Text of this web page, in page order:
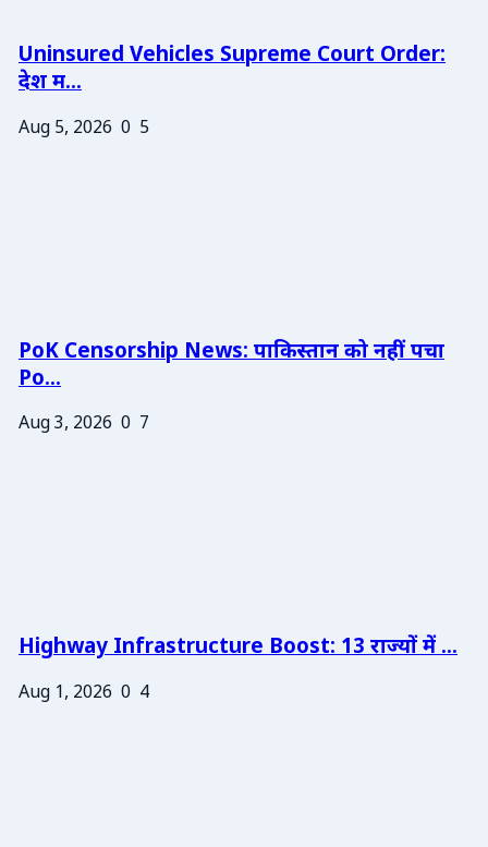
Uninsured Vehicles Supreme Court Order:
देश म...
Aug 5, 2026 0 5
PoK Censorship News: पाकिस्तान को नहीं पचा
Po...
Aug 3, 2026 0 7
Highway Infrastructure Boost: 13 राज्यों में ...
Aug 1, 2026 0 4